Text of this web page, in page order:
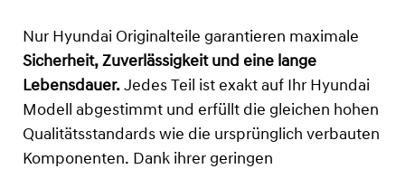
Nur Hyundai Originalteile garantieren maximale
Sicherheit, Zuverlässigkeit und eine lange
Lebensdauer. Jedes Teil ist exakt auf Ihr Hyundai
Modell abgestimmt und erfüllt die gleichen hohen
Qualitätsstandards wie die ursprünglich verbauten
Komponenten. Dank ihrer geringen